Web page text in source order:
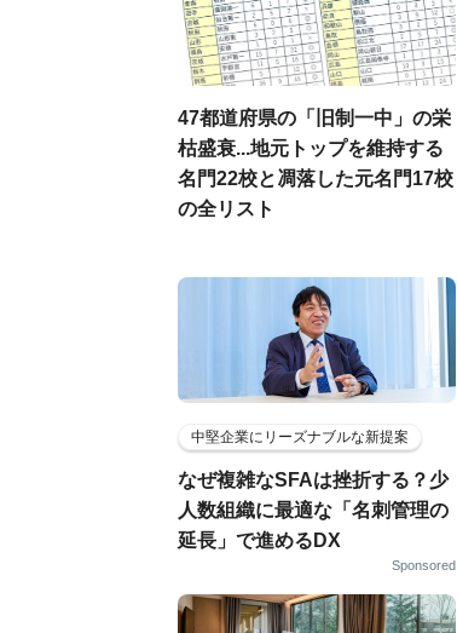
47都道府県の「旧制一中」の栄
枯盛衰...地元トップを維持する
名門22校と凋落した元名門17校
の全リスト
中堅企業にリーズナブルな新提案
なぜ複雑なSFAは挫折する？少
人数組織に最適な「名刺管理の
延長」で進めるDX
Sponsored